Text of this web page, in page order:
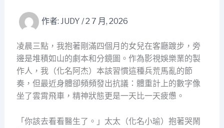
作者: JUDY /2 7 月, 2026
凌晨三點，我抱著剛滿四個月的女兒在客廳踱步，旁
邊是堆積如山的劇本和分鏡圖。作為影視娛樂業的製
作人，我（化名阿杰）本該習慣這種兵荒馬亂的節
奏，但最近身體卻頻頻發出抗議：體重計上的數字像
坐了雲霄飛車，精神狀態更是一天比一天疲憊。
「你該去看看醫生了。」太太（化名小瑜）抱著哭鬧